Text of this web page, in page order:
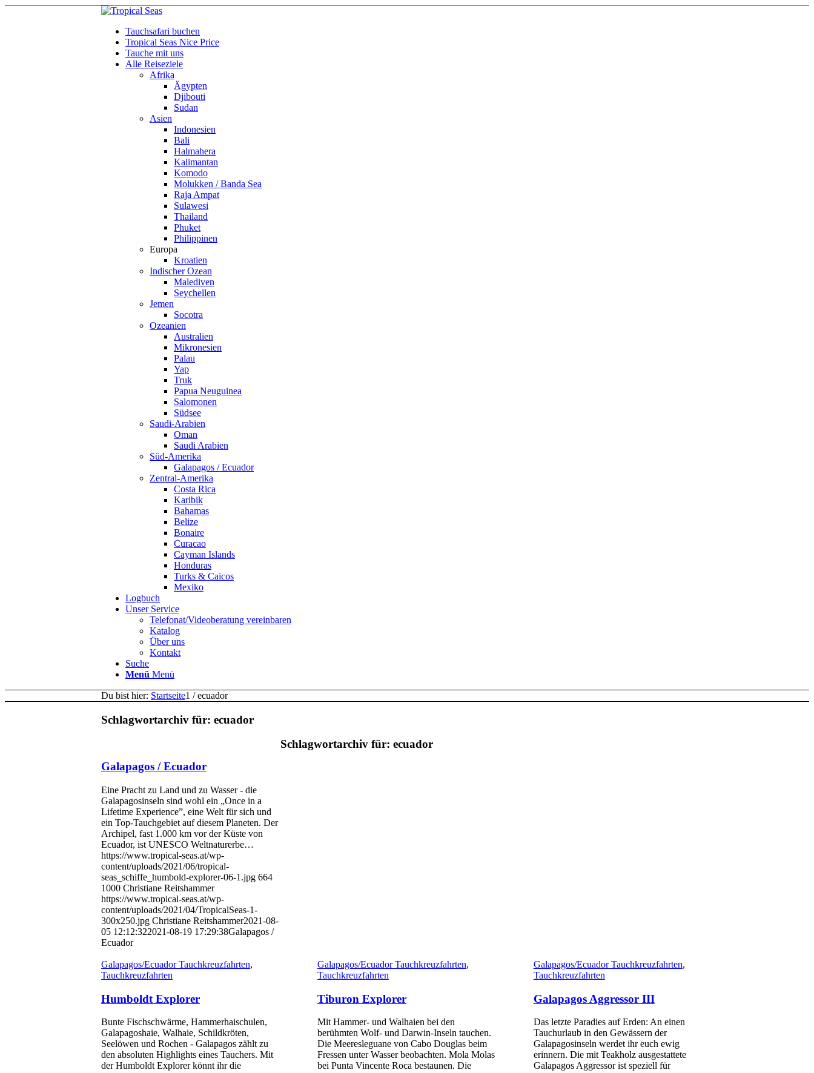
Tauchsafari buchen
Tropical Seas Nice Price
Tauche mit uns
Alle Reiseziele
Afrika
Ägypten
Djibouti
Sudan
Asien
Indonesien
Bali
Halmahera
Kalimantan
Komodo
Molukken / Banda Sea
Raja Ampat
Sulawesi
Thailand
Phuket
Philippinen
Europa
Kroatien
Indischer Ozean
Malediven
Seychellen
Jemen
Socotra
Ozeanien
Australien
Mikronesien
Palau
Yap
Truk
Papua Neuguinea
Salomonen
Südsee
Saudi-Arabien
Oman
Saudi Arabien
Süd-Amerika
Galapagos / Ecuador
Zentral-Amerika
Costa Rica
Karibik
Bahamas
Belize
Bonaire
Curacao
Cayman Islands
Honduras
Turks & Caicos
Mexiko
Logbuch
Unser Service
Telefonat/Videoberatung vereinbaren
Katalog
Über uns
Kontakt
Suche
Menü Menü
Du bist hier: Startseite1 / ecuador
Schlagwortarchiv für: ecuador
Galapagos / Ecuador
Eine Pracht zu Land und zu Wasser - die
Galapagosinseln sind wohl ein „Once in a
Lifetime Experience”, eine Welt für sich und
ein Top-Tauchgebiet auf diesem Planeten. Der
Archipel, fast 1.000 km vor der Küste von
Ecuador, ist UNESCO Weltnaturerbe…
https://www.tropical-seas.at/wp-
content/uploads/2021/06/tropical-
seas_schiffe_humbold-explorer-06-1.jpg 664
1000 Christiane Reitshammer
https://www.tropical-seas.at/wp-
content/uploads/2021/04/TropicalSeas-1-
300x250.jpg Christiane Reitshammer2021-08-
05 12:12:322021-08-19 17:29:38Galapagos /
Ecuador
Schlagwortarchiv für:ecuador
Galapagos/Ecuador Tauchkreuzfahrten,
Tauchkreuzfahrten
Humboldt Explorer
Bunte Fischschwärme, Hammerhaischulen,
Galapagoshaie, Walhaie, Schildkröten,
Seelöwen und Rochen - Galapagos zählt zu
den absoluten Highlights eines Tauchers. Mit
der Humboldt Explorer könnt ihr die
Galapagos/Ecuador Tauchkreuzfahrten,
Tauchkreuzfahrten
Tiburon Explorer
Mit Hammer- und Walhaien bei den
berühmten Wolf- und Darwin-Inseln tauchen.
Die Meeresleguane von Cabo Douglas beim
Fressen unter Wasser beobachten. Mola Molas
bei Punta Vincente Roca bestaunen. Die
Galapagos/Ecuador Tauchkreuzfahrten,
Tauchkreuzfahrten
Galapagos Aggressor III
Das letzte Paradies auf Erden: An einen
Tauchurlaub in den Gewässern der
Galapagosinseln werdet ihr euch ewig
erinnern. Die mit Teakholz ausgestattete
Galapagos Aggressor ist speziell für